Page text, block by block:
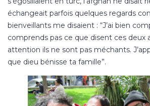
échangeait parfois quelques regards
bienveillants me disaient : “J’ai bien
comprends pas ce que disent ces deux
attention ils ne sont pas méchants.
que dieu bénisse ta famille”.